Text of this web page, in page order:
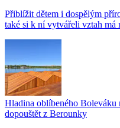
Přiblížit dětem i dospělým
také si k ní vytvářeli vztah má
Hladina oblíbeného
dopouštět z Berounky